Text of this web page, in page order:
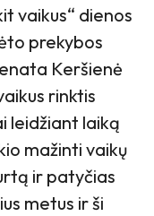
vaikus“ dienos
prekybos
Keršienė
rinktis
leidžiant laiką
mažinti vaikų
ir patyčias
metus ir ši